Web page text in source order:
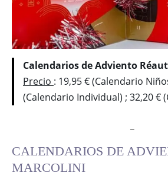
Calendarios de Adviento
Precio : 19,95 € (Calendario
(Calendario Individual) ; 32,20 €
CALENDARIOS DE
MARCOLINI